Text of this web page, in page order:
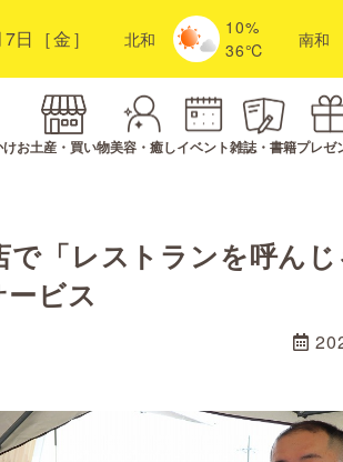
日［金］ 北和
10%
36℃
南和
けお土産・買い物美容・癒しイベント雑誌・書籍プレゼ
で「レストランを呼ん
ビス